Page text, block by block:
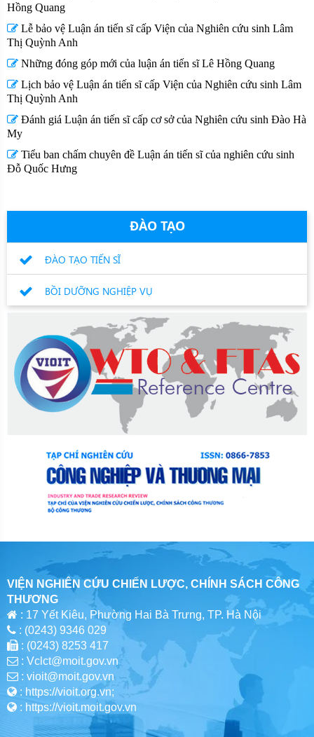
Hồng Quang
Lễ bảo vệ Luận án tiến sĩ cấp Viện của Nghiên cứu sinh Lâm
Thị Quỳnh Anh
Những đóng góp mới của luận án tiến sĩ Lê Hồng Quang
Lịch bảo vệ Luận án tiến sĩ cấp Viện của Nghiên cứu sinh Lâm
Thị Quỳnh Anh
Đánh giá Luận án tiến sĩ cấp cơ sở của Nghiên cứu sinh Đào Hà
My
Tiểu ban chấm chuyên đề Luận án tiến sĩ của nghiên cứu sinh
Đỗ Quốc Hưng
ĐÀO TẠO
ĐÀO TẠO TIẾN SĨ
BỒI DƯỠNG NGHIỆP VỤ
VIỆN NGHIÊN CỨU CHIẾN LƯỢC, CHÍNH SÁCH CÔNG
THƯƠNG
: 17 Yết Kiêu, Phường Hai Bà Trưng, TP. Hà Nội
: (0243) 9346 029
: (0243) 8253 417
: Vclct@moit.gov.vn
: vioit@moit.gov.vn
: https://vioit.org.vn;
: https://vioit.moit.gov.vn